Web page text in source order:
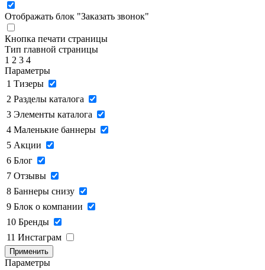
Отображать блок "Заказать звонок"
Кнопка печати страницы
Тип главной страницы
1 2 3 4
Параметры
1 Тизеры
2 Разделы каталога
3 Элементы каталога
4 Маленькие баннеры
5 Акции
6 Блог
7 Отзывы
8 Баннеры снизу
9 Блок о компании
10 Бренды
11 Инстаграм
Применить
Параметры